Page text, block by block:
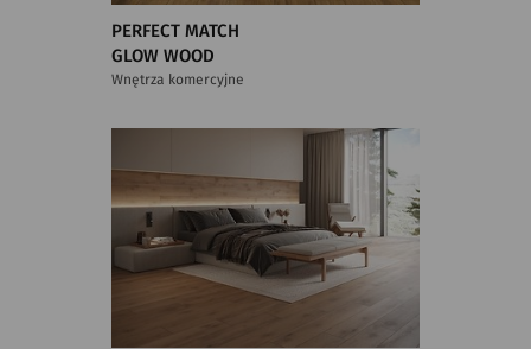
PERFECT MATCH
GLOW WOOD
Wnętrza komercyjne